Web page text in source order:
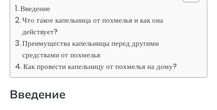
Введение
Что такое капельница от похмелья и как она
действует?
Преимущества капельницы перед другими
средствами от похмелья
Как провести капельницу от похмелья на дому?
Введение